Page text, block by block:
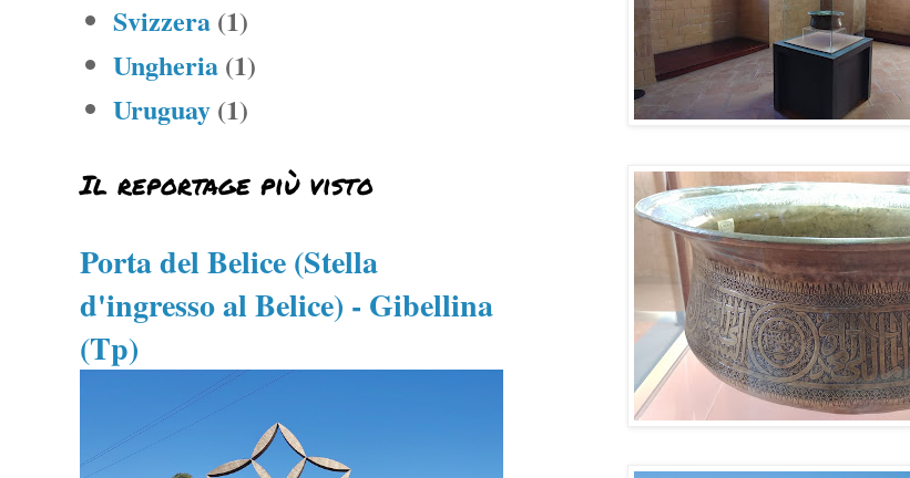
Svizzera (1)
Ungheria (1)
Uruguay (1)
Il reportage più visto
Porta del Belice (Stella
d'ingresso al Belice) - Gibellina
(Tp)